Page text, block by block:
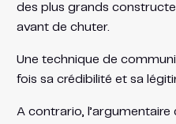
des plus grands
avant de chuter.
Une technique de
fois sa crédibilité et sa
A contrario,